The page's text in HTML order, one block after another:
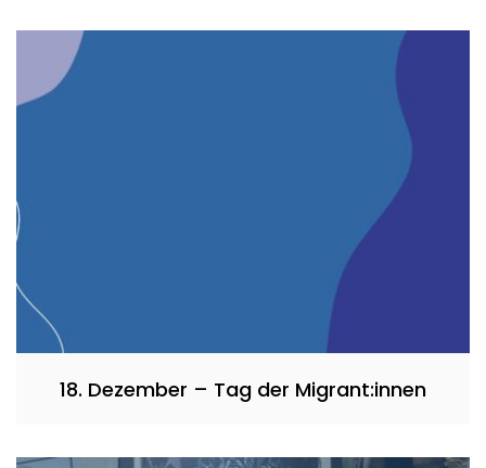
18. Dezember – Tag der Migrant:innen